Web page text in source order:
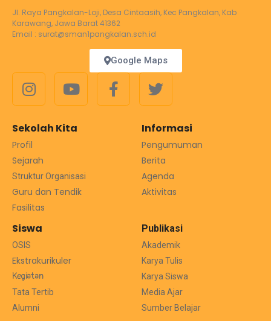
Jl. Raya Pangkalan-Loji, Desa Cintaasih, Kec Pangkalan, Kab
Karawang, Jawa Barat 41362
Email : surat@sman1pangkalan.sch.id
Google Maps
Sekolah Kita
Profil
Sejarah
Struktur Organisasi
Guru dan Tendik
Fasilitas
Informasi
Pengumuman
Berita
Agenda
Aktivitas
Siswa
OSIS
Ekstrakurikuler
Kegiatan
Tata Tertib
Alumni
Publikasi
Akademik
Karya Tulis
Karya Siswa
Media Ajar
Sumber Belajar